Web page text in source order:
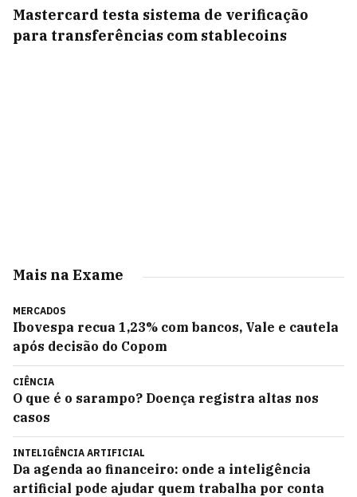
Mastercard testa sistema de verificação
para transferências com stablecoins
Mais na Exame
MERCADOS
Ibovespa recua 1,23% com bancos, Vale e cautela
após decisão do Copom
CIÊNCIA
O que é o sarampo? Doença registra altas nos
casos
INTELIGÊNCIA ARTIFICIAL
Da agenda ao financeiro: onde a inteligência
artificial pode ajudar quem trabalha por conta